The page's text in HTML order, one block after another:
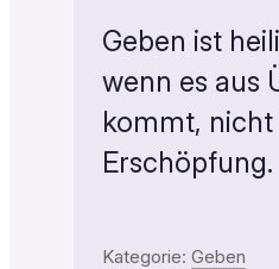
Geben ist
wenn es aus
kommt, nicht
Erschöpfung.
Kategorie: Geben